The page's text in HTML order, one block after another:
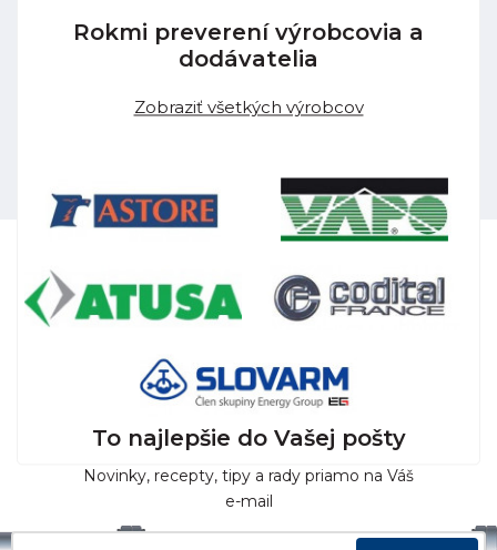
Rokmi preverení výrobcovia a
dodávatelia
Zobraziť všetkých výrobcov
To najlepšie do Vašej pošty
Novinky, recepty, tipy a rady priamo na Váš
e-mail